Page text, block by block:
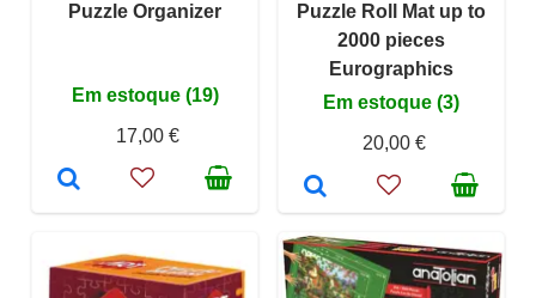
Puzzle Organizer
Em estoque (19)
17,00 €
Puzzle Roll Mat up to
2000 pieces
Eurographics
Em estoque (3)
20,00 €